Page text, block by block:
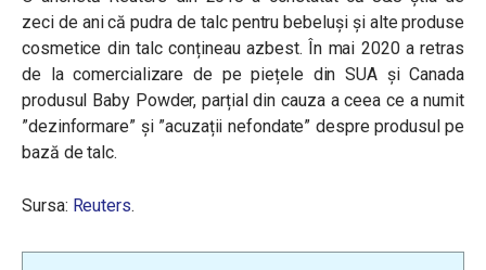
zeci de ani că pudra de talc pentru bebeluși și alte produse
cosmetice din talc conțineau azbest. În mai 2020 a retras
de la comercializare de pe piețele din SUA și Canada
produsul Baby Powder, parțial din cauza a ceea ce a numit
”dezinformare” și ”acuzații nefondate” despre produsul pe
bază de talc.
Sursa: Reuters.